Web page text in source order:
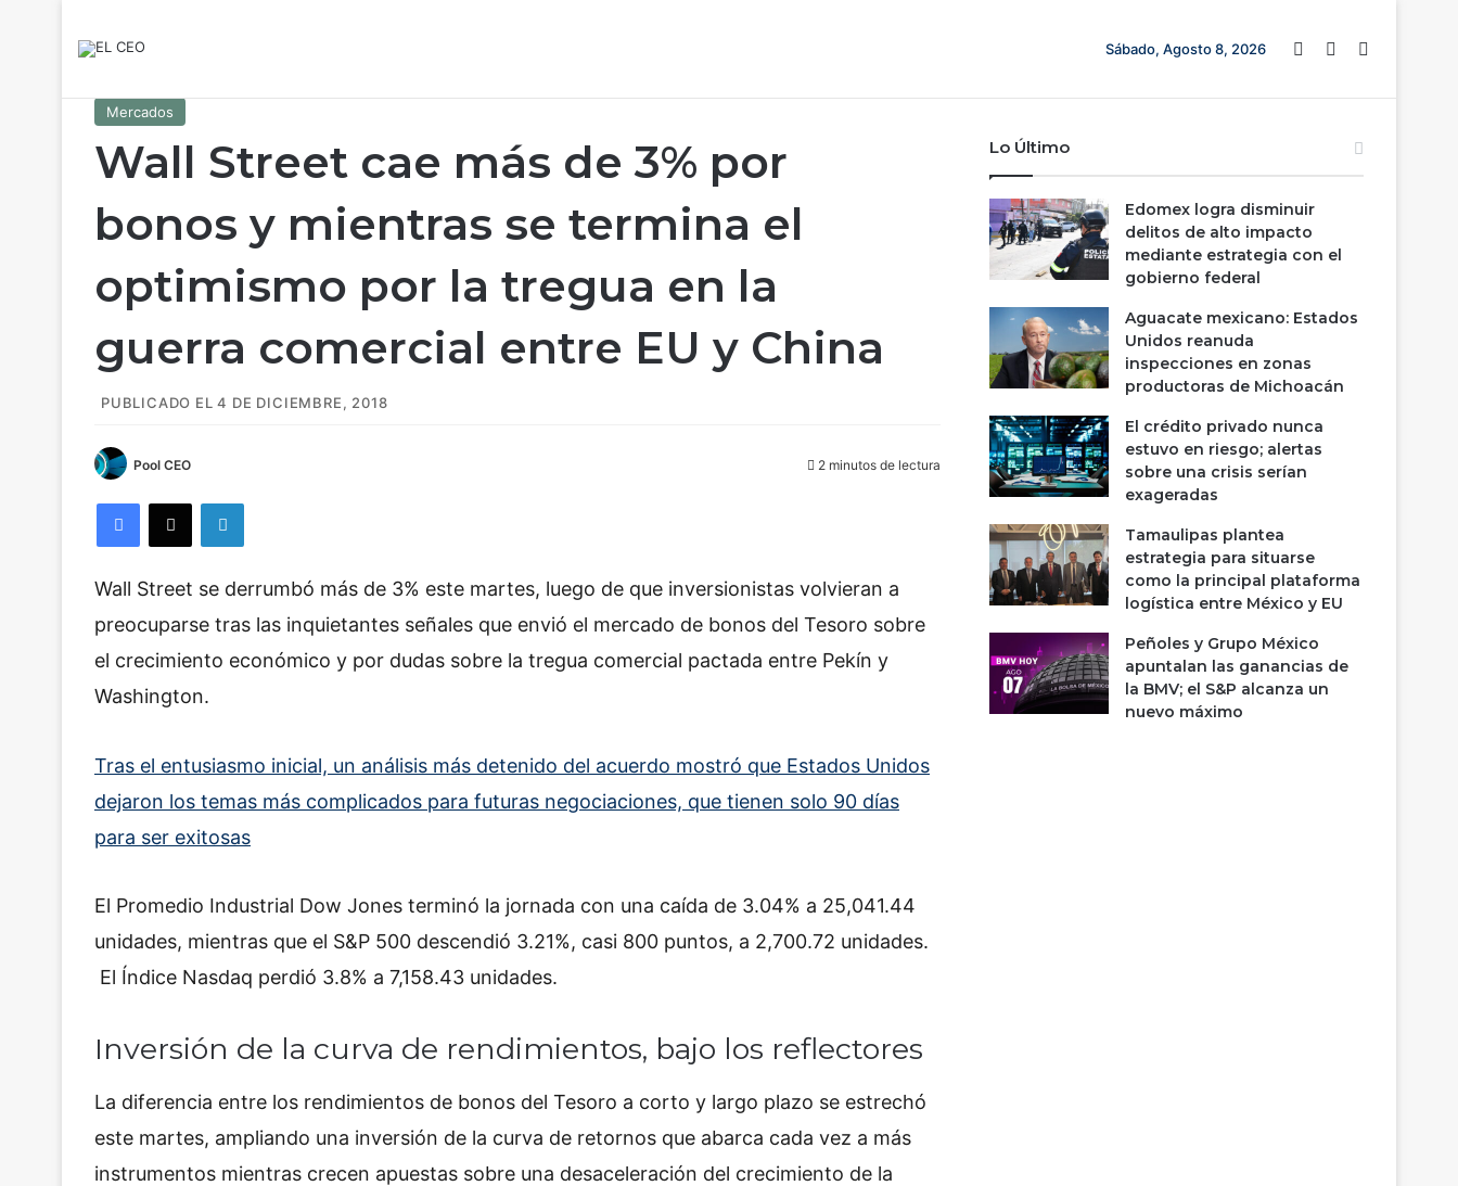
Sábado, Agosto 8, 2026 Barra lateral
Switch skin
Mercados
Wall Street cae más de 3% por
bonos y mientras se termina el
optimismo por la tregua en la
guerra comercial entre EU y China
PUBLICADO EL 4 DE DICIEMBRE, 2018
Pool CEO 2 minutos de lectura
Wall Street se derrumbó más de 3% este martes, luego de que inversionistas volvieran a
preocuparse tras las inquietantes señales que envió el mercado de bonos del Tesoro sobre
el crecimiento económico y por dudas sobre la tregua comercial pactada entre Pekín y
Washington.
Tras el entusiasmo inicial, un análisis más detenido del acuerdo mostró que Estados Unidos
dejaron los temas más complicados para futuras negociaciones, que tienen solo 90 días
para ser exitosas
El Promedio Industrial Dow Jones terminó la jornada con una caída de 3.04% a 25,041.44
unidades, mientras que el S&P 500 descendió 3.21%, casi 800 puntos, a 2,700.72 unidades.
El Índice Nasdaq perdió 3.8% a 7,158.43 unidades.
Inversión de la curva de rendimientos, bajo los reflectores
La diferencia entre los rendimientos de bonos del Tesoro a corto y largo plazo se estrechó
este martes, ampliando una inversión de la curva de retornos que abarca cada vez a más
instrumentos mientras crecen apuestas sobre una desaceleración del crecimiento de la
Lo Último
Edomex logra disminuir
delitos de alto impacto
mediante estrategia con el
gobierno federal
Aguacate mexicano: Estados
Unidos reanuda
inspecciones en zonas
productoras de Michoacán
El crédito privado nunca
estuvo en riesgo; alertas
sobre una crisis serían
exageradas
Tamaulipas plantea
estrategia para situarse
como la principal plataforma
logística entre México y EU
Peñoles y Grupo México
apuntalan las ganancias de
la BMV; el S&P alcanza un
nuevo máximo